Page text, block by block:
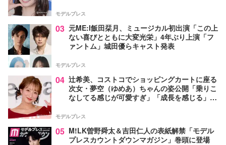
モデルプレス
03 元ME:I飯田栞月、ミュージカル初出演「この上
ない喜びとともに大変光栄」4年ぶり上演「フ
ァントム」城田優らキャスト発表
モデルプレス
04 辻希美、コストコでショッピングカートに座る
次女・夢空（ゆめあ）ちゃんの姿公開「乗りこ
なしてる感じが可愛すぎ」「成長を感じる」の
モデルプレス
05 M!LK曽野舜太＆吉田仁人の表紙解禁「モデル
プレスカウントダウンマガジン」巻頭に登場